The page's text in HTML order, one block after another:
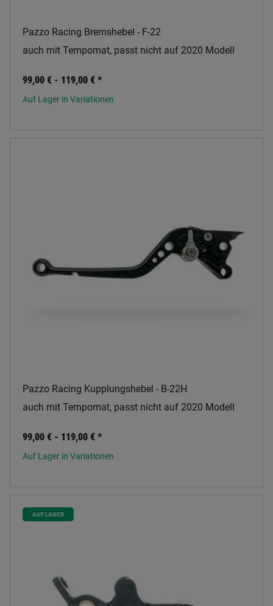
Pazzo Racing Bremshebel - F-22
auch mit Tempomat, passt nicht auf 2020 Modell
99,00 € - 119,00 € *
Auf Lager in Variationen
Pazzo Racing Kupplungshebel - B-22H
auch mit Tempomat, passt nicht auf 2020 Modell
99,00 € - 119,00 € *
Auf Lager in Variationen
AUF LAGER